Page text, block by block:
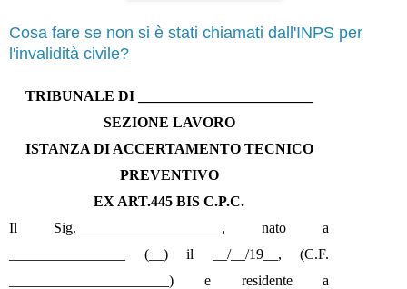
Cosa fare se non si è stati chiamati dall'INPS per
l'invalidità civile?
TRIBUNALE DI ________________________
SEZIONE LAVORO
ISTANZA DI ACCERTAMENTO TECNICO
PREVENTIVO
EX ART.445 BIS C.P.C.
Il Sig.____________________, nato a
________________ (__) il __/__/19__, (C.F.
______________________) e residente a